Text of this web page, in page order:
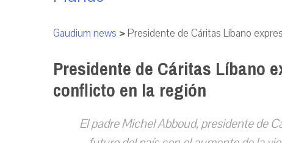
Gaudium news >Presidente de Cáritas Líbano
Presidente de Cáritas Líbano
conflicto en la región
El padre Michel Abboud, presidente de